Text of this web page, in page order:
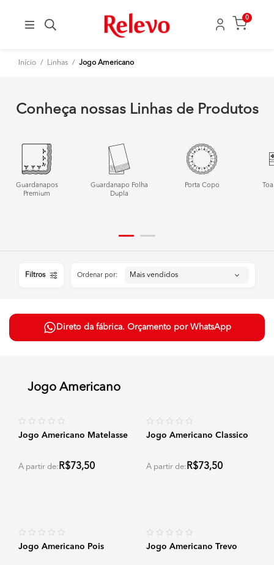
0
Início / Linhas / Jogo Americano
Conheça nossas Linhas de Produtos
Guardanapos
Premium
Guardanapo Folha
Dupla
Porta Copo
Filtros Ordenar por:
Direto da fábrica. Orçamento por WhatsApp
Jogo Americano
Jogo Americano Matelasse
A partir de: R$73,50
Jogo Americano Classico
A partir de: R$73,50
Jogo Americano Pois Jogo Americano Trevo